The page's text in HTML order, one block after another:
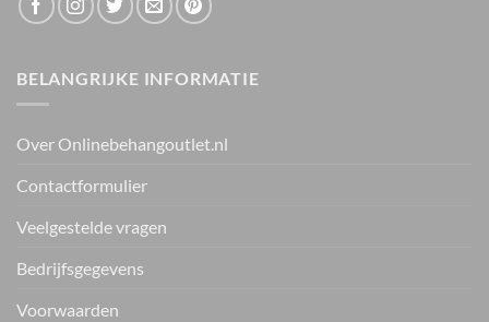
BELANGRIJKE INFORMATIE
Over Onlinebehangoutlet.nl
Contactformulier
Veelgestelde vragen
Bedrijfsgegevens
Voorwaarden